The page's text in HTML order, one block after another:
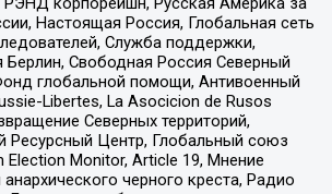
Настоящая Россия, Глобальная сеть
Служба поддержки,
Свободная Россия Северный
глобальной помощи, Антивоенный
Libertes, La Asocicion de Rusos
Северных территорий,
Ресурсный Центр, Глобальный союз
Election Monitor, Article 19, Мнение
черного креста, Радио